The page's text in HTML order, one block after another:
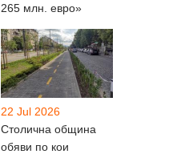
265 млн. евро»
22 Jul 2026
Столична община
обяви по кои